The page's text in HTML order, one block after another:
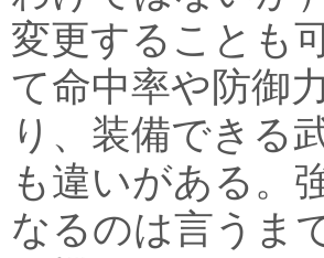
変更することも
て命中率や防御
り、装備できる
も違いがある。
なるのは言うま